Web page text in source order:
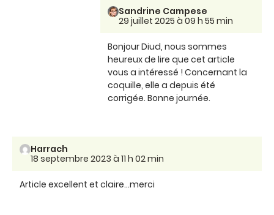
Sandrine Campese
29 juillet 2025 à 09 h 55 min
Bonjour Diud, nous sommes
heureux de lire que cet article
vous a intéressé ! Concernant la
coquille, elle a depuis été
corrigée. Bonne journée.
Harrach
18 septembre 2023 à 11 h 02 min
Article excellent et claire...merci